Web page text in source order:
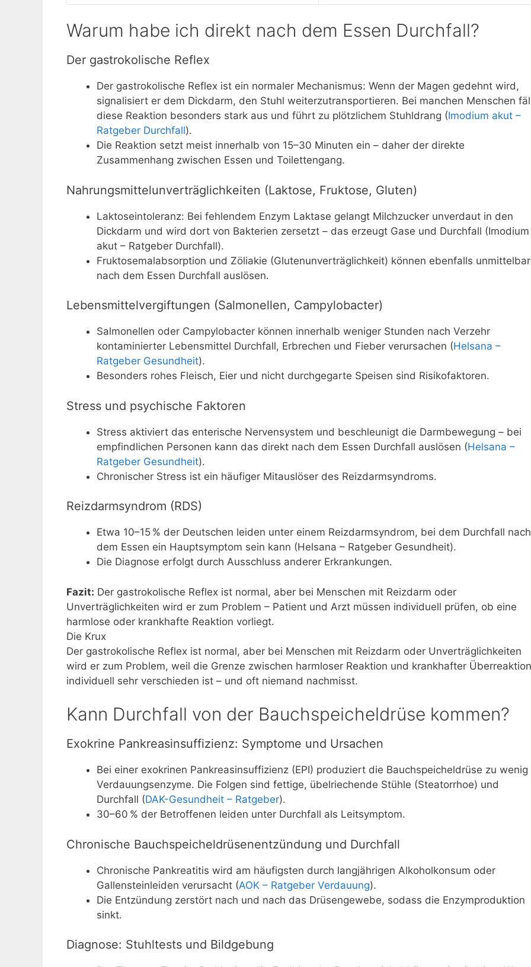
Warum habe ich direkt nach dem Essen Durchfall?
Der gastrokolische Reflex
Der gastrokolische Reflex ist ein normaler Mechanismus: Wenn der Magen gedehnt wird,
signalisiert er dem Dickdarm, den Stuhl weiterzutransportieren. Bei manchen Menschen
diese Reaktion besonders stark aus und führt zu plötzlichem Stuhldrang (Imodium akut –
Ratgeber Durchfall).
Die Reaktion setzt meist innerhalb von 15–30 Minuten ein – daher der direkte
Zusammenhang zwischen Essen und Toilettengang.
Nahrungsmittelunverträglichkeiten (Laktose, Fruktose, Gluten)
Laktoseintoleranz: Bei fehlendem Enzym Laktase gelangt Milchzucker unverdaut in den
Dickdarm und wird dort von Bakterien zersetzt – das erzeugt Gase und Durchfall (Imodium
akut – Ratgeber Durchfall).
Fruktosemalabsorption und Zöliakie (Glutenunverträglichkeit) können ebenfalls unmittelbar
nach dem Essen Durchfall auslösen.
Lebensmittelvergiftungen (Salmonellen, Campylobacter)
Salmonellen oder Campylobacter können innerhalb weniger Stunden nach Verzehr
kontaminierter Lebensmittel Durchfall, Erbrechen und Fieber verursachen (Helsana –
Ratgeber Gesundheit).
Besonders rohes Fleisch, Eier und nicht durchgegarte Speisen sind Risikofaktoren.
Stress und psychische Faktoren
Stress aktiviert das enterische Nervensystem und beschleunigt die Darmbewegung – bei
empfindlichen Personen kann das direkt nach dem Essen Durchfall auslösen (Helsana –
Ratgeber Gesundheit).
Chronischer Stress ist ein häufiger Mitauslöser des Reizdarmsyndroms.
Reizdarmsyndrom (RDS)
Etwa 10–15 % der Deutschen leiden unter einem Reizdarmsyndrom, bei dem Durchfall nach
dem Essen ein Hauptsymptom sein kann (Helsana – Ratgeber Gesundheit).
Die Diagnose erfolgt durch Ausschluss anderer Erkrankungen.
Fazit: Der gastrokolische Reflex ist normal, aber bei Menschen mit Reizdarm oder
Unverträglichkeiten wird er zum Problem – Patient und Arzt müssen individuell prüfen, ob eine
harmlose oder krankhafte Reaktion vorliegt.
Die Krux
Der gastrokolische Reflex ist normal, aber bei Menschen mit Reizdarm oder Unverträglichkeiten
wird er zum Problem, weil die Grenze zwischen harmloser Reaktion und krankhafter Überreaktion
individuell sehr verschieden ist – und oft niemand nachmisst.
Kann Durchfall von der Bauchspeicheldrüse kommen?
Exokrine Pankreasinsuffizienz: Symptome und Ursachen
Bei einer exokrinen Pankreasinsuffizienz (EPI) produziert die Bauchspeicheldrüse zu wenig
Verdauungsenzyme. Die Folgen sind fettige, übelriechende Stühle (Steatorrhoe) und
Durchfall (DAK-Gesundheit – Ratgeber).
30–60 % der Betroffenen leiden unter Durchfall als Leitsymptom.
Chronische Bauchspeicheldrüsenentzündung und Durchfall
Chronische Pankreatitis wird am häufigsten durch langjährigen Alkoholkonsum oder
Gallensteinleiden verursacht (AOK – Ratgeber Verdauung).
Die Entzündung zerstört nach und nach das Drüsengewebe, sodass die Enzymproduktion
sinkt.
Diagnose: Stuhltests und Bildgebung